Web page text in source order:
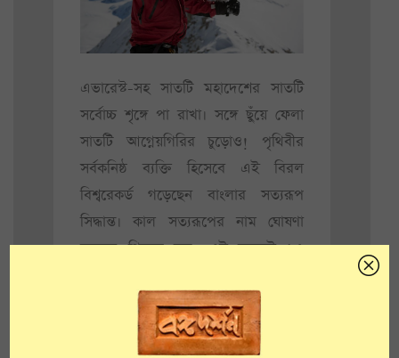
এভারেস্ট-সহ সাতটি মহাদেশের সাতটি
সর্বোচ্চ শৃঙ্গে পা রাখা। সঙ্গে ছুঁয়ে ফেলা
সাতটি আগ্নেয়গিরির চুড়োও! পৃথিবীর
সর্বকনিষ্ঠ ব্যক্তি হিসেবে এই বিরল
বিশ্বরেকর্ড গড়েছেন বাংলার সত্যরূপ
সিদ্ধান্ত। কাল সত্যরূপের নাম ঘোষণা
করেছে গিনেস বুক। এই বছরেই ১৫
চুড়োয় পা রেখে মাত্র ৩৫ বছর ২৬১ দিন
বয়সে এই বিশ্বরেকর্ডের অধিকারী হয়েছেন